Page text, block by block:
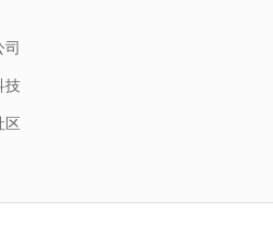
技
区